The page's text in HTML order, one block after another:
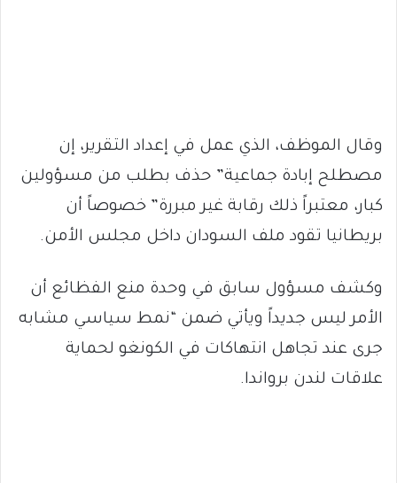
وقال الموظف، الذي عمل في إعداد التقرير، إن
مصطلح إبادة جماعية” حذف بطلب من مسؤولين
كبار، معتبراً ذلك رقابة غير مبررة” خصوصاً أن
بريطانيا تقود ملف السودان داخل مجلس الأمن.
وكشف مسؤول سابق في وحدة منع الفظائع أن
الأمر ليس جديداً ويأتي ضمن “نمط سياسي مشابه
جرى عند تجاهل انتهاكات في الكونغو لحماية
علاقات لندن برواندا.